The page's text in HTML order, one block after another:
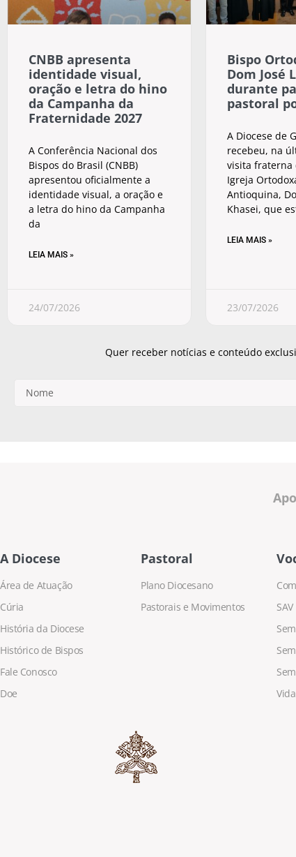
CNBB apresenta
identidade visual,
oração e letra do hino
da Campanha da
Fraternidade 2027
A Conferência Nacional dos
Bispos do Brasil (CNBB)
apresentou oficialmente a
identidade visual, a oração e
a letra do hino da Campanha
da
LEIA MAIS »
24/07/2026
Bispo
Dom José
durante
pastoral
A Diocese de
recebeu, na
visita fraterna
Igreja
Antioquina,
Khasei, que
LEIA MAIS »
23/07/2026
Quer receber notícias e conteúdo
A Diocese
Área de Atuação
Cúria
História da Diocese
Histórico de Bispos
Fale Conosco
Doe
Pastoral
Plano Diocesano
Pastorais e Movimentos
SAV